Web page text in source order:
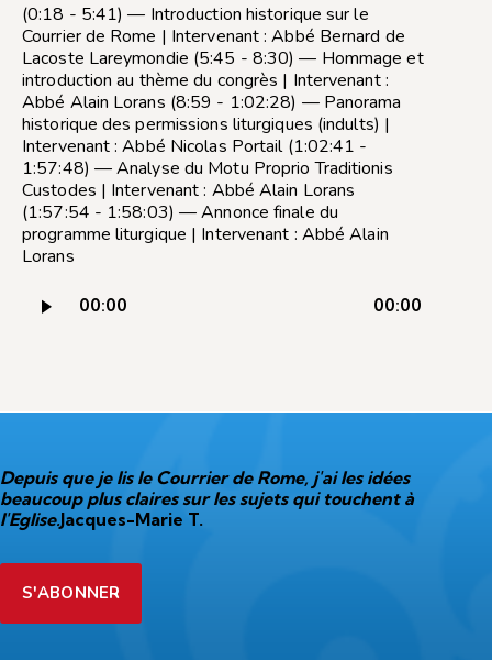
(0:18 - 5:41) — Introduction historique sur le
Courrier de Rome | Intervenant : Abbé Bernard de
Lacoste Lareymondie (5:45 - 8:30) — Hommage et
introduction au thème du congrès | Intervenant :
Abbé Alain Lorans (8:59 - 1:02:28) — Panorama
historique des permissions liturgiques (indults) |
Intervenant : Abbé Nicolas Portail (1:02:41 -
1:57:48) — Analyse du Motu Proprio Traditionis
Custodes | Intervenant : Abbé Alain Lorans
(1:57:54 - 1:58:03) — Annonce finale du
programme liturgique | Intervenant : Abbé Alain
Lorans
Lecteur 00:00 00:00
Depuis que je lis le Courrier de Rome, j'ai les idées
beaucoup plus claires sur les sujets qui touchent à
l'Eglise.Jacques-Marie T.
S'ABONNER